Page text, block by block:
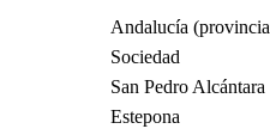
Andalucía
Sociedad
San Pedro Alcántara
Estepona